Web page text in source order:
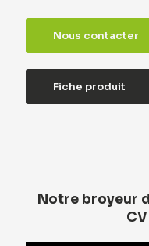
Nous contacter
Fiche produit
Notre broyeur